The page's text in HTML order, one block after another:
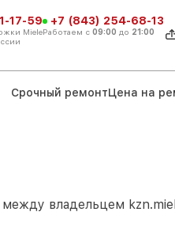
17-59
Miele
+7 (843) 254-68-13
Работаем с 09:00 до 21:00
Срочный ремонтЦена на
между владельцем